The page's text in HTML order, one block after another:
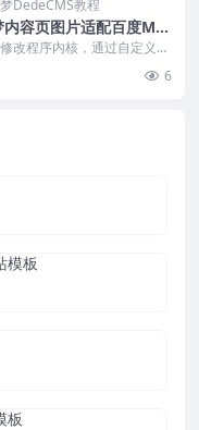
DedeCMS教程
内容页图片适配百度MIP
改程序内核，通过自定义方
6
模板
板